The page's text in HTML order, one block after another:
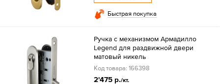
Быстрая покупка
Ручка с механизмом Армадилло
Legend для раздвижной двери
матовый никель
Код товара: 166398
2'475 р./кт.